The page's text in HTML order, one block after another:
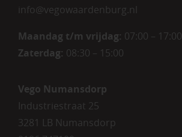
info@vegowaardenburg.nl
Maandag t/m vrijdag: 07:00 – 17:00
Zaterdag: 08:30 – 15:00
Vego Numansdorp
Industriestraat 25
3281 LB Numansdorp